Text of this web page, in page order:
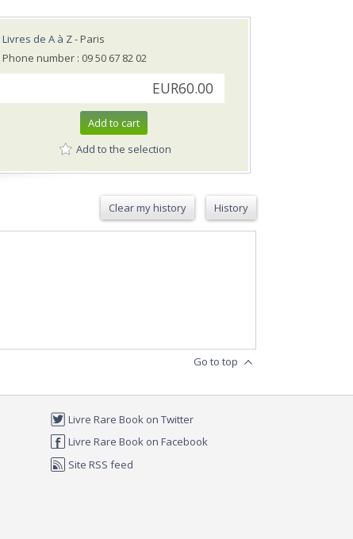
Livres de A à Z- Paris
Phone number : 09 50 67 82 02
EUR60.00
Add to cart
Add to the selection
Clear my history History
Go to top
Livre Rare Book on Twitter
Livre Rare Book on Facebook
Site RSS feed